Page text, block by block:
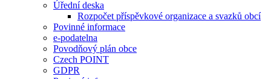
Úřední deska
Rozpočet příspěvkové organizace a svazků obcí
Povinné informace
e-podatelna
Povodňový plán obce
Czech POINT
GDPR